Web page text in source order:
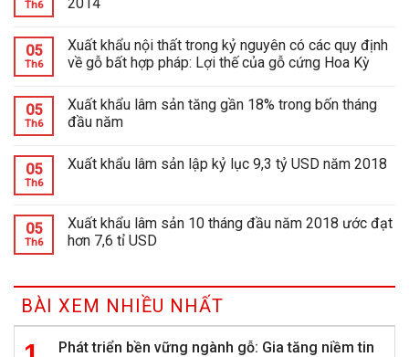
Th6
05
Th6
Xuất khẩu nội thất trong kỷ nguyên có các quy định
về gỗ bất hợp pháp: Lợi thế của gỗ cứng Hoa Kỳ
05
Th6
Xuất khẩu lâm sản tăng gần 18% trong bốn tháng
đầu năm
05
Th6
Xuất khẩu lâm sản lập kỷ lục 9,3 tỷ USD năm 2018
05
Th6
Xuất khẩu lâm sản 10 tháng đầu năm 2018 ước đạt
hơn 7,6 tỉ USD
BÀI XEM NHIỀU NHẤT
Phát triển bền vững ngành gỗ: Gia tăng niềm tin